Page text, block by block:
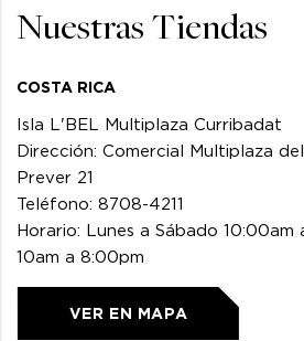
Nuestras Tiendas
COSTA RICA
Isla L'BEL Multiplaza Curribadat
Dirección: Comercial Multiplaza
Prever 21
Teléfono: 8708-4211
Horario: Lunes a Sábado 10:00am
10am a 8:00pm
VER EN MAPA